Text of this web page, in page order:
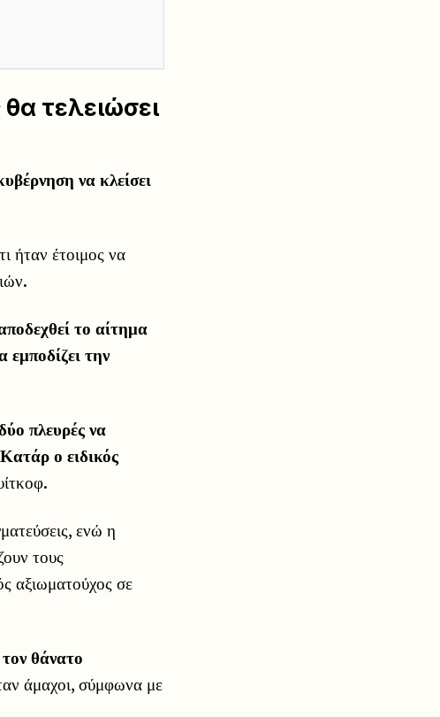
τελειώσει
να κλείσει
ήταν έτοιμος να
το αίτημα
την
πλευρές να
ο ειδικός
ενώ η
τους
αξιωματούχος σε
θάνατο
άμαχοι, σύμφωνα με